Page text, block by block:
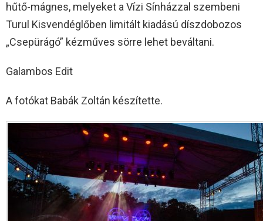
hűtő-mágnes, melyeket a Vízi Sínházzal szembeni
Turul Kisvendéglőben limitált kiadású díszdobozos
„Csepürágó” kézműves sörre lehet beváltani.
Galambos Edit
A fotókat Babák Zoltán készítette.